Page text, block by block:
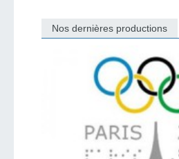
Nos dernières productions